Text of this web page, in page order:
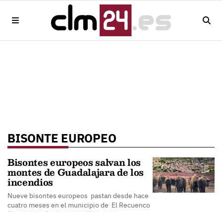
BISONTE EUROPEO
Bisontes europeos salvan los
montes de Guadalajara de los
incendios
Nueve bisontes europeos pastan desde hace
cuatro meses en el municipio de El Recuenco